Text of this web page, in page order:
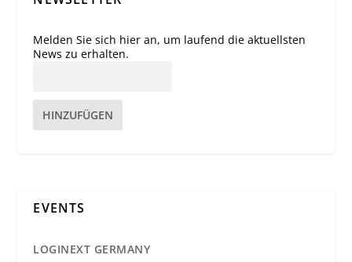
Melden Sie sich hier an, um laufend die aktuellsten
News zu erhalten.
HINZUFÜGEN
EVENTS
LOGINEXT GERMANY